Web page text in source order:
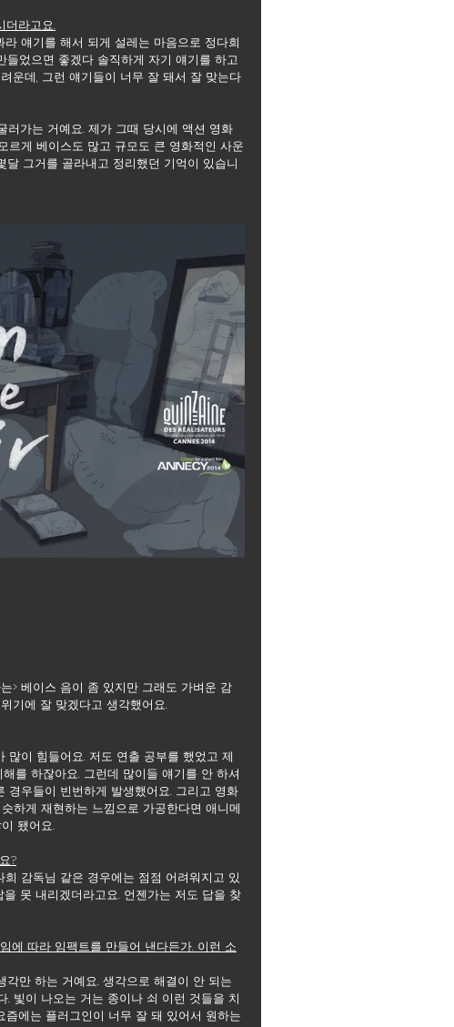
더라고요.
얘기를 해서 되게 설레는 마음으로 정다희
었으면 좋겠다 솔직하게 자기 얘기를 하고
운데, 그런 얘기들이 너무 잘 돼서 잘 맞는다
러가는 거예요. 제가 그때 당시에 액션 영화
르게 베이스도 많고 규모도 큰 영화적인 사운
그거를 골라내고 정리했던 기억이 있습니
> 베이스 음이 좀 있지만 그래도 가벼운 감
기에 잘 맞겠다고 생각했어요.
이 힘들어요. 저도 연출 공부를 했었고 제
를 하잖아요. 그런데 많이들 얘기를 안 하셔
우들이 빈번하게 발생했어요. 그리고 영화
하게 재현하는 느낌으로 가공한다면 애니메
됐어요.
?
감독님 같은 경우에는 점점 어려워지고 있
못 내리겠더라고요. 언젠가는 저도 답을 찾
에 따라 임팩트를 만들어 낸다든가. 이런 소
만 하는 거예요. 생각으로 해결이 안 되는
빛이 나오는 거는 종이나 쇠 이런 것들을 치
즘에는 플러그인이 너무 잘 돼 있어서 원하는